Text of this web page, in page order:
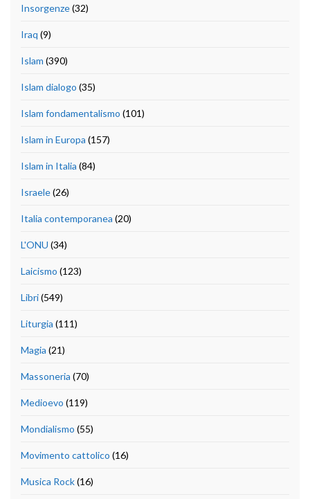
Insorgenze(32)
Iraq (9)
Islam (390)
Islam dialogo (35)
Islam fondamentalismo (101)
Islam in Europa (157)
Islam in Italia (84)
Israele(26)
Italia contemporanea (20)
L'ONU (34)
Laicismo (123)
Libri(549)
Liturgia (111)
Magia (21)
Massoneria (70)
Medioevo (119)
Mondialismo (55)
Movimento cattolico (16)
Musica Rock(16)